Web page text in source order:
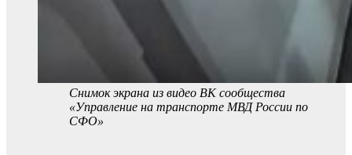
Снимок экрана из видео ВК сообщества
«Управление на транспорте МВД России по
СФО»